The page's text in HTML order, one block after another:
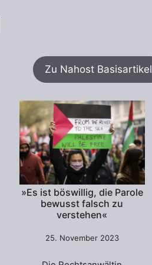
Zu Nahost Basisartikel
»Es ist böswillig, die Parole
bewusst falsch zu
verstehen«
25. November 2023